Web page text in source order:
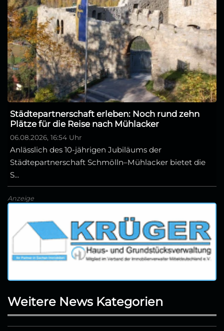
Städtepartnerschaft erleben: Noch rund zehn
Plätze für die Reise nach Mühlacker
06.08.2026, 16:54 Uhr
Anlässlich des 10-jährigen Jubiläums der
Städtepartnerschaft Schmölln–Mühlacker bietet die
S...
Anzeige
Weitere News Kategorien